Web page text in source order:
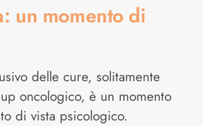
un momento di
delle cure, solitamente
oncologico, è un momento
di vista psicologico.